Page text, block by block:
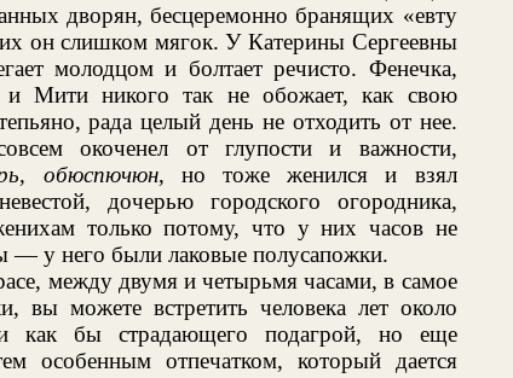
дворян, бесцеремонно бранящих «евту
он слишком мягок. У Катерины Сергеевны
молодцом и болтает речисто. Фенечка,
и Мити никого так не обожает, как свою
рада целый день не отходить от нее.
окоченел от глупости и важности,
обюспючюн, но тоже женился и взял
дочерью городского огородника,
только потому, что у них часов не
— у него были лаковые полусапожки.
между двумя и четырьмя часами, в самое
вы можете встретить человека лет около
как бы страдающего подагрой, но еще
особенным отпечатком, который дается